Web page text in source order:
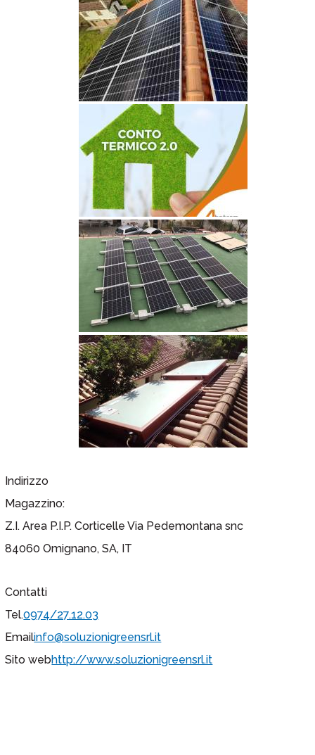
Indirizzo
Magazzino:
Z.I. Area P.I.P. Corticelle Via Pedemontana snc
84060 Omignano, SA, IT
Contatti
Tel.0974/27.12.03
Emailinfo@soluzionigreensrl.it
Sito webhttp://www.soluzionigreensrl.it